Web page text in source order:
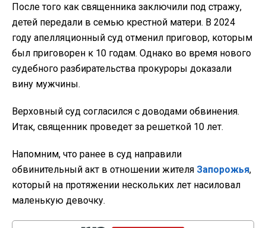
После того как священника заключили под стражу,
детей передали в семью крестной матери. В 2024
году апелляционный суд отменил приговор, которым
был приговорен к 10 годам. Однако во время нового
судебного разбирательства прокуроры доказали
вину мужчины.
Верховный суд согласился с доводами обвинения.
Итак, священник проведет за решеткой 10 лет.
Напомним, что ранее в суд направили
обвинительный акт в отношении жителя Запорожья,
который на протяжении нескольких лет насиловал
маленькую девочку.